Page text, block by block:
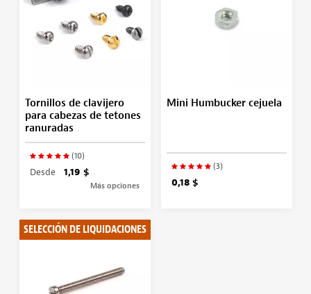
Tornillos de clavijero
para cabezas de tetones
ranuradas
(10)
Desde 1,19 $
Más opciones
Mini Humbucker cejuela
(3)
0,18 $
SELECCIÓN DE LIQUIDACIONES